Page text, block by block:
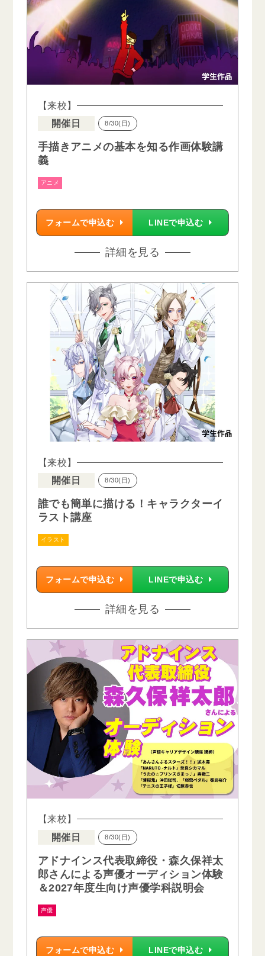
【来校】
開催日
8/30(日)
手描きアニメの基本を知る作画体験講
義
アニメ
フォームで申込む LINEで申込む
詳細を見る
【来校】
開催日
8/30(日)
誰でも簡単に描ける！キャラクターイ
ラスト講座
イラスト
フォームで申込む LINEで申込む
詳細を見る
【来校】
開催日
8/30(日)
アドナインス代表取締役・森久保祥太
郎さんによる声優オーディション体験
＆2027年度生向け声優学科説明会
声優
フォームで申込む LINEで申込む